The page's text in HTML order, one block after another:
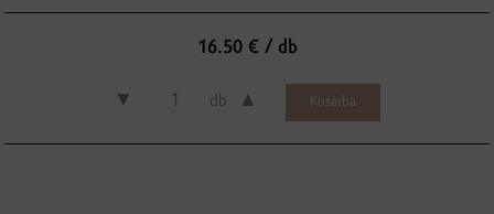
16.50 € / db
▼ db ▲